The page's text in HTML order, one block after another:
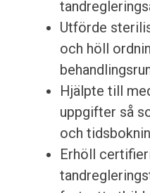
Utförde
och höll
Hjälpte till
uppgifter så
och
Erhöll